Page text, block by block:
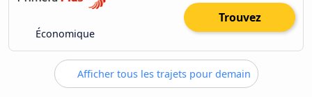
Économique
Trouvez
Afficher tous les trajets pour demain